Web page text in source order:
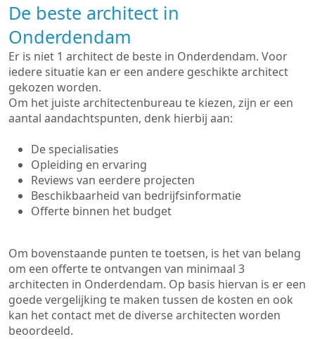
De beste architect in
Onderdendam
Er is niet 1 architect de beste in Onderdendam. Voor
iedere situatie kan er een andere geschikte architect
gekozen worden.
Om het juiste architectenbureau te kiezen, zijn er een
aantal aandachtspunten, denk hierbij aan:
De specialisaties
Opleiding en ervaring
Reviews van eerdere projecten
Beschikbaarheid van bedrijfsinformatie
Offerte binnen het budget
Om bovenstaande punten te toetsen, is het van belang
om een offerte te ontvangen van minimaal 3
architecten in Onderdendam. Op basis hiervan is er een
goede vergelijking te maken tussen de kosten en ook
kan het contact met de diverse architecten worden
beoordeeld.